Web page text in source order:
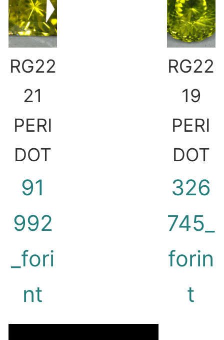
RG22
21
PERI
DOT
91
992
_fori
nt
RG22
19
PERI
DOT
326
745_
forin
t